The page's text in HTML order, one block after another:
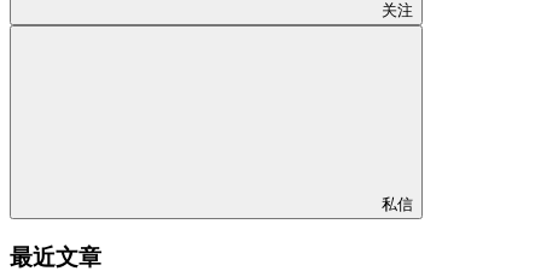
关注
私信
最近文章